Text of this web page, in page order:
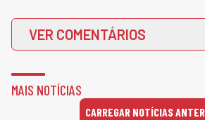
VER COMENTÁRIOS
MAIS NOTÍCIAS
CARREGAR NOTÍCIAS